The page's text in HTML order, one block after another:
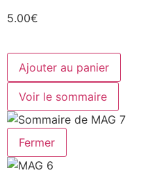
5.00€
Ajouter au panier
Voir le sommaire
Fermer